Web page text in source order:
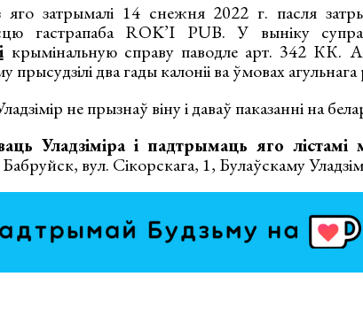
яго затрымалі 14 снежня 2022 г. пасля
гастрапаба ROK’I PUB. У выніку
крымінальную справу паводле арт. 342 КК.
прысудзілі два гады калоніі ва ўмовах
не прызнаў віну і даваў паказанні на
Уладзіміра і падтрымаць яго
вул. Сікорскага, 1, Булаўскаму